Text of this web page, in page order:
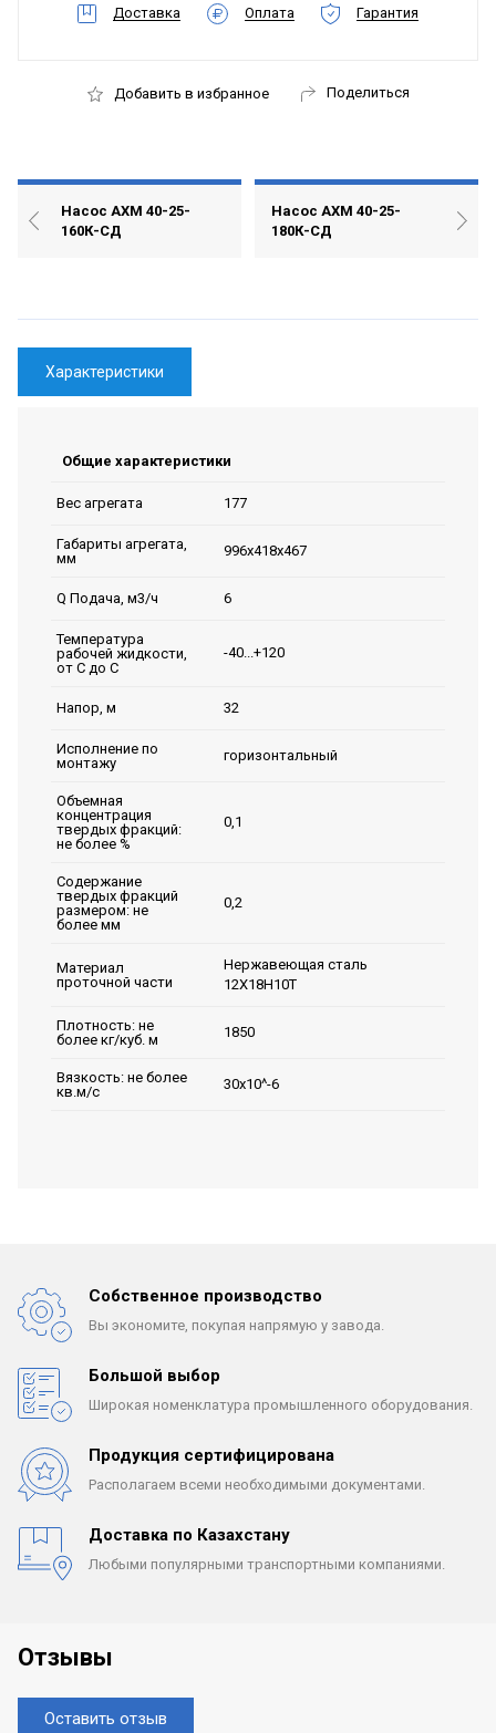
Доставка Оплата Гарантия
Добавить в избранное Поделиться
Насос АХМ 40-25-
160К-СД
Насос АХМ 40-25-
180К-СД
Характеристики
Общие характеристики
Вес агрегата 177
Габариты агрегата,
мм
996х418х467
Q Подача, м3/ч 6
Температура
рабочей жидкости,
от С до С
-40...+120
Напор, м 32
Исполнение по
монтажу
горизонтальный
Объемная
концентрация
твердых фракций:
не более %
0,1
Содержание
твердых фракций
размером: не
более мм
0,2
Материал
проточной части
Нержавеющая сталь
12Х18Н10Т
Плотность: не
более кг/куб. м
1850
Вязкость: не более
кв.м/с
30х10^-6
Собственное производство
Вы экономите, покупая напрямую у завода.
Большой выбор
Широкая номенклатура промышленного оборудования.
Продукция сертифицирована
Располагаем всеми необходимыми документами.
Доставка по Казахстану
Любыми популярными транспортными компаниями.
Отзывы
Оставить отзыв